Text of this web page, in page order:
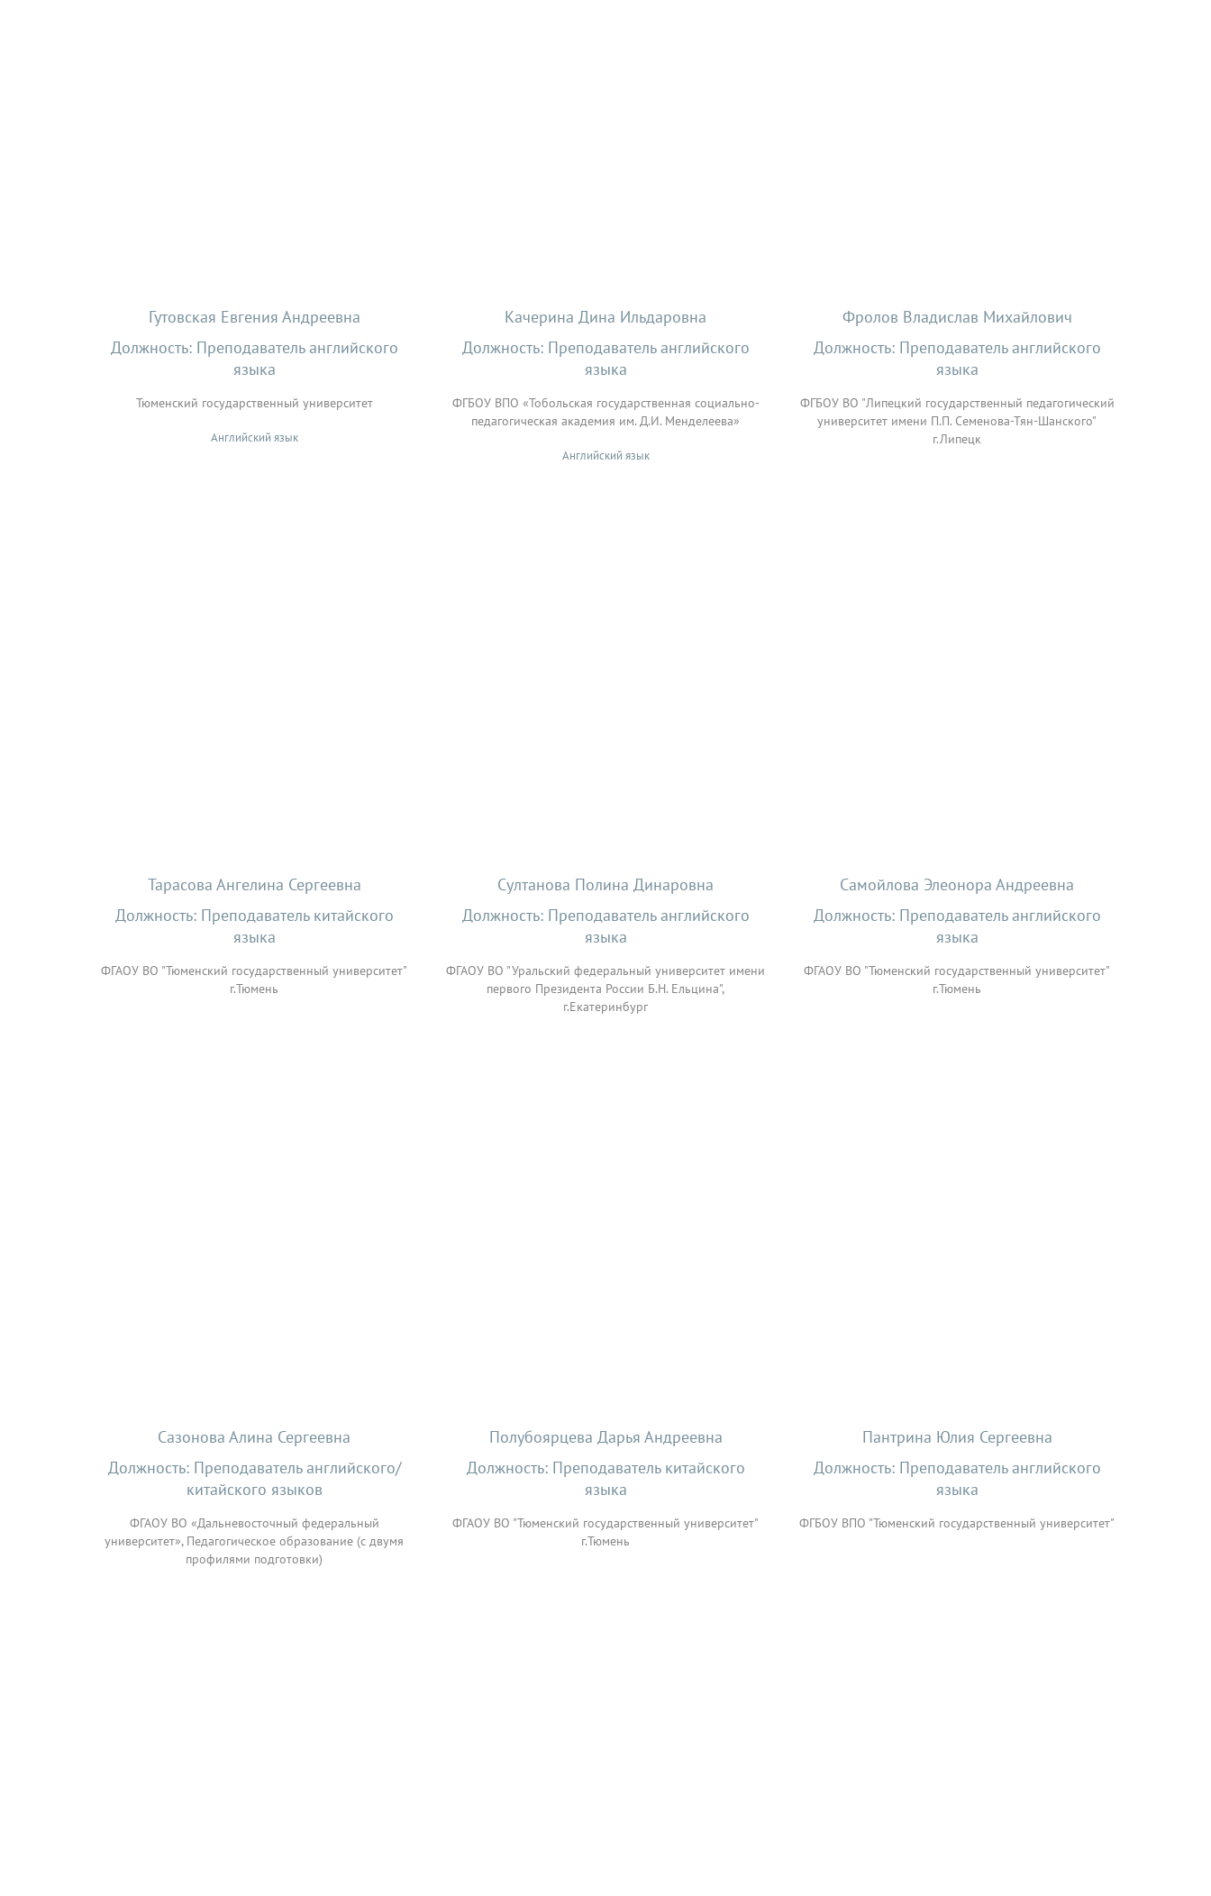
Гутовская Евгения Андреевна
Должность: Преподаватель английского
языка
Тюменский государственный университет
Английский язык
Качерина Дина Ильдаровна
Должность: Преподаватель английского
языка
ФГБОУ ВПО «Тобольская государственная социально-
педагогическая академия им. Д.И. Менделеева»
Английский язык
Фролов Владислав Михайлович
Должность: Преподаватель английского
языка
ФГБОУ ВО "Липецкий государственный педагогический
университет имени П.П. Семенова-Тян-Шанского"
г.Липецк
Тарасова Ангелина Сергеевна
Должность: Преподаватель китайского
языка
ФГАОУ ВО "Тюменский государственный университет"
г.Тюмень
Султанова Полина Динаровна
Должность: Преподаватель английского
языка
ФГАОУ ВО "Уральский федеральный университет имени
первого Президента России Б.Н. Ельцина",
г.Екатеринбург
Самойлова Элеонора Андреевна
Должность: Преподаватель английского
языка
ФГАОУ ВО "Тюменский государственный университет"
г.Тюмень
Сазонова Алина Сергеевна
Должность: Преподаватель английского/
китайского языков
ФГАОУ ВО «Дальневосточный федеральный
университет», Педагогическое образование (с двумя
профилями подготовки)
Полубоярцева Дарья Андреевна
Должность: Преподаватель китайского
языка
ФГАОУ ВО "Тюменский государственный университет"
г.Тюмень
Пантрина Юлия Сергеевна
Должность: Преподаватель английского
языка
ФГБОУ ВПО "Тюменский государственный университет"